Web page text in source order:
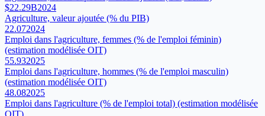
$22.29B2024
Agriculture, valeur ajoutée (% du PIB)
22.072024
Emploi dans l'agriculture, femmes (% de l'emploi féminin)
(estimation modélisée OIT)
55.932025
Emploi dans l'agriculture, hommes (% de l'emploi masculin)
(estimation modélisée OIT)
48.082025
Emploi dans l'agriculture (% de l'emploi total) (estimation modélisée